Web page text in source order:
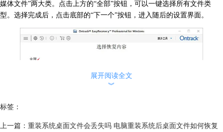
媒体文件”两大类。点击上方的“全部”按钮，可以一键选择所有文件类
型。选择完成后，点击底部的“下一个”按钮，进入随后的设置界面。
展开阅读全文
︾
标签：
上一篇： 重装系统桌面文件会丢失吗 电脑重装系统后桌面文件如何恢复